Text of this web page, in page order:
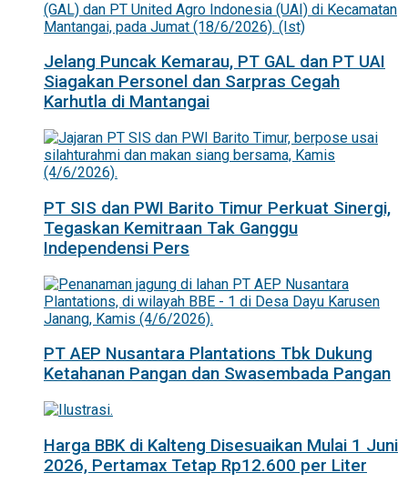
Jelang Puncak Kemarau, PT GAL dan PT UAI
Siagakan Personel dan Sarpras Cegah
Karhutla di Mantangai
PT SIS dan PWI Barito Timur Perkuat Sinergi,
Tegaskan Kemitraan Tak Ganggu
Independensi Pers
PT AEP Nusantara Plantations Tbk Dukung
Ketahanan Pangan dan Swasembada Pangan
Harga BBK di Kalteng Disesuaikan Mulai 1 Juni
2026, Pertamax Tetap Rp12.600 per Liter